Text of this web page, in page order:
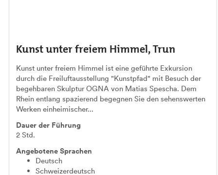
Kunst unter freiem Himmel, Trun
Kunst unter freiem Himmel ist eine geführte Exkursion
durch die Freiluftausstellung "Kunstpfad" mit Besuch der
begehbaren Skulptur OGNA von Matias Spescha. Dem
Rhein entlang spazierend begegnen Sie den sehenswerten
Werken einheimischer...
Dauer der Führung
2 Std.
Angebotene Sprachen
Deutsch
Schweizerdeutsch